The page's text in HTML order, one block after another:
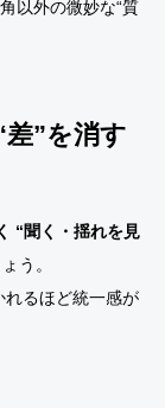
以外の微妙な“質
”を消す
“聞く・揺れを見
う。
れるほど統一感が